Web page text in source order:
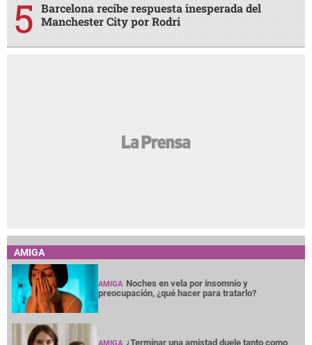
Barcelona recibe respuesta inesperada del
Manchester City por Rodri
AMIGA
AMIGA Noches en vela por insomnio y
preocupación, ¿qué hacer para tratarlo?
AMIGA ¿Terminar una amistad duele tanto como